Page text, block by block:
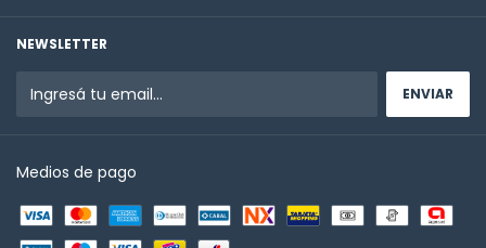
NEWSLETTER
Medios de pago